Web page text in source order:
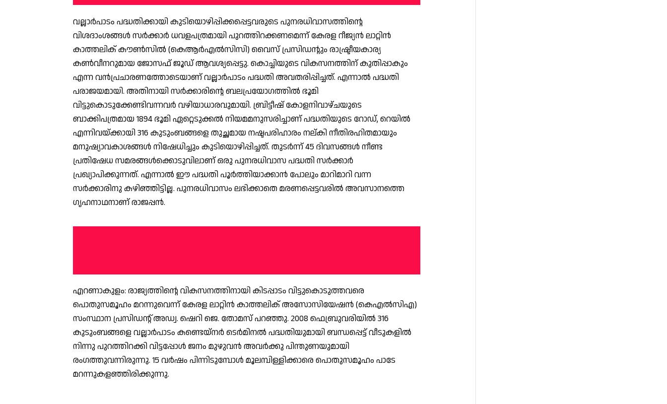
വല്ലാര്‍പാടം പദ്ധതിക്കായി കുടിയൊഴിപ്പിക്കപ്പെട്ടവരുടെ പുനരധിവാസത്തിന്റെ
വിശദാംശങ്ങള്‍ സര്‍ക്കാര്‍ ധവളപത്രമായി പുറത്തിറക്കണമെന്ന് കേരള റീജ്യന്‍ ലാറ്റിന്‍
കാത്തലിക് കൗണ്‍സില്‍ (കെആര്‍എല്‍സിസി) വൈസ് പ്രസിഡന്റും രാഷ്ട്രീയകാര്യ
കണ്‍വീനറുമായ ജോസഫ് ജൂഡ് ആവശ്യപ്പെട്ടു. കൊച്ചിയുടെ വികസനത്തിന് കുതിപ്പാകും
എന്ന വന്‍പ്രചാരണത്തോടെയാണ് വല്ലാര്‍പാടം പദ്ധതി അവതരിപ്പിച്ചത്. എന്നാല്‍ പദ്ധതി
പരാജയമായി. അതിനായി സര്‍ക്കാരിന്റെ ബലപ്രയോഗത്തില്‍ ഭൂമി
വിട്ടുകൊടുക്കേണ്ടിവന്നവര്‍ വഴിയാധാരവുമായി. ബ്രിട്ടീഷ് കോളനിവാഴ്ചയുടെ
ബാക്കിപത്രമായ 1894 ഭൂമി ഏറ്റെടുക്കല്‍ നിയമമനുസരിച്ചാണ് പദ്ധതിയുടെ റോഡ്, റെയില്‍
എന്നിവയ്ക്കായി 316 കുടുംബങ്ങളെ തുച്ഛമായ നഷ്ടപരിഹാരം നല്കി നീതിരഹിതമായും
മനുഷ്യാവകാശങ്ങള്‍ നിഷേധിച്ചും കുടിയൊഴിപ്പിച്ചത്. തുടര്‍ന്ന് 45 ദിവസങ്ങള്‍ നീണ്ട
പ്രതിഷേധ സമരങ്ങള്‍ക്കൊടുവിലാണ് ഒരു പുനരധിവാസ പദ്ധതി സര്‍ക്കാര്‍
പ്രഖ്യാപിക്കുന്നത്. എന്നാല്‍ ഈ പദ്ധതി പൂര്‍ത്തിയാക്കാന്‍ പോലും മാറിമാറി വന്ന
സര്‍ക്കാരിനു കഴിഞ്ഞിട്ടില്ല. പുനരധിവാസം ലഭിക്കാതെ മരണപ്പെട്ടവരില്‍ അവസാനത്തെ
ഗൃഹനാഥനാണ് രാജപ്പന്‍.
എറണാകുളം: രാജ്യത്തിന്റെ വികസനത്തിനായി കിടപ്പാടം വിട്ടുകൊടുത്തവരെ
പൊതുസമൂഹം മറന്നുവെന്ന് കേരള ലാറ്റിന്‍ കാത്തലിക് അസോസിയേഷന്‍ (കെഎല്‍സിഎ)
സംസ്ഥാന പ്രസിഡന്റ് അഡ്വ. ഷെറി ജെ. തോമസ് പറഞ്ഞു. 2008 ഫെബ്രുവരിയില്‍ 316
കുടുംബങ്ങളെ വല്ലാര്‍പാടം കണ്ടെയ്‌നര്‍ ടെര്‍മിനല്‍ പദ്ധതിയുമായി ബന്ധപ്പെട്ട് വീടുകളില്‍
നിന്നു പുറത്തിറക്കി വിട്ടപ്പോള്‍ ജനം മുഴുവന്‍ അവര്‍ക്കു പിന്തുണയുമായി
രംഗത്തുവന്നിരുന്നു. 15 വര്‍ഷം പിന്നിടുമ്പോള്‍ മൂലമ്പിള്ളിക്കാരെ പൊതുസമൂഹം പാടേ
മറന്നുകളഞ്ഞിരിക്കുന്നു.